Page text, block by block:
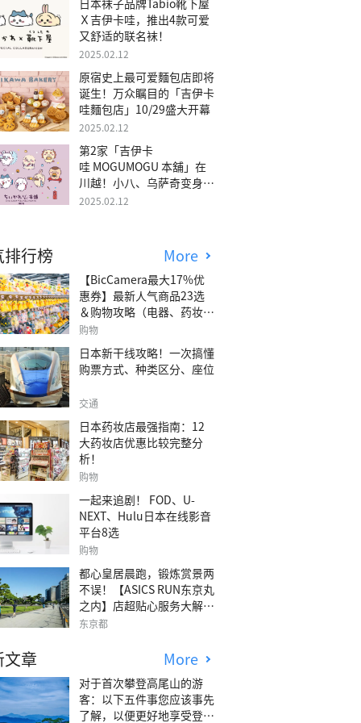
日本袜子品牌Tabio靴下屋
Ｘ吉伊卡哇，推出4款可爱
又舒适的联名袜！
2025.02.12
原宿史上最可爱麵包店即将
诞生！万众瞩目的「吉伊卡
哇麵包店」10/29盛大开幕
2025.02.12
第2家「吉伊卡
哇 MOGUMOGU 本舖」在
川越！小八、乌萨奇变身可
爱地瓜！
2025.02.12
行榜 More
【BicCamera最大17%优
惠券】最新人气商品23选
＆购物攻略（电器、药妆、
玩具等）
购物
日本新干线攻略！一次搞懂
购票方式、种类区分、座位
交通
日本药妆店最强指南：12
大药妆店优惠比较完整分
析！
购物
一起来追剧！ FOD、U-
NEXT、Hulu日本在线影音
平台8选
购物
都心皇居晨跑，锻炼赏景两
不误！【ASICS RUN东京丸
之内】店超贴心服务大解
析！
东京都
章 More
对于首次攀登高尾山的游
客：以下五件事您应该事先
了解，以便更好地享受登山